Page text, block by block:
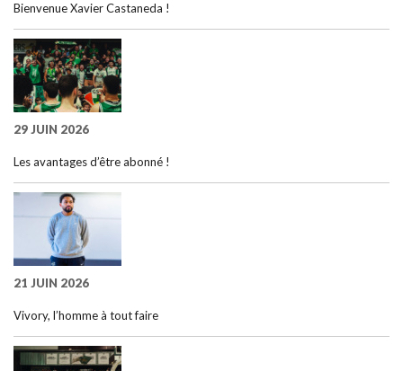
Bienvenue Xavier Castaneda !
29 JUIN 2026
Les avantages d’être abonné !
21 JUIN 2026
Vivory, l’homme à tout faire